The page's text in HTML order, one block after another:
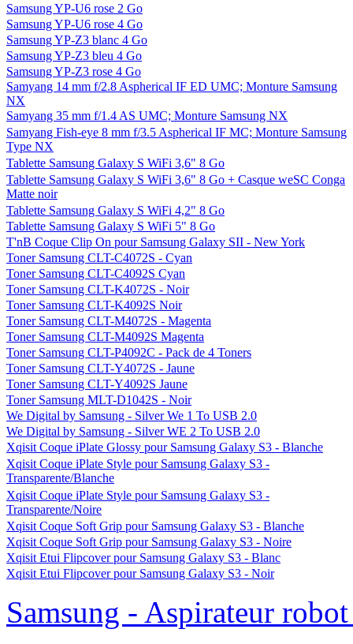
Samsung YP-U6 rose 2 Go
Samsung YP-U6 rose 4 Go
Samsung YP-Z3 blanc 4 Go
Samsung YP-Z3 bleu 4 Go
Samsung YP-Z3 rose 4 Go
Samyang 14 mm f/2.8 Aspherical IF ED UMC; Monture Samsung
NX
Samyang 35 mm f/1.4 AS UMC; Monture Samsung NX
Samyang Fish-eye 8 mm f/3.5 Aspherical IF MC; Monture Samsung
Type NX
Tablette Samsung Galaxy S WiFi 3,6" 8 Go
Tablette Samsung Galaxy S WiFi 3,6" 8 Go + Casque weSC Conga
Matte noir
Tablette Samsung Galaxy S WiFi 4,2" 8 Go
Tablette Samsung Galaxy S WiFi 5" 8 Go
T'nB Coque Clip On pour Samsung Galaxy SII - New York
Toner Samsung CLT-C4072S - Cyan
Toner Samsung CLT-C4092S Cyan
Toner Samsung CLT-K4072S - Noir
Toner Samsung CLT-K4092S Noir
Toner Samsung CLT-M4072S - Magenta
Toner Samsung CLT-M4092S Magenta
Toner Samsung CLT-P4092C - Pack de 4 Toners
Toner Samsung CLT-Y4072S - Jaune
Toner Samsung CLT-Y4092S Jaune
Toner Samsung MLT-D1042S - Noir
We Digital by Samsung - Silver We 1 To USB 2.0
We Digital by Samsung - Silver WE 2 To USB 2.0
Xqisit Coque iPlate Glossy pour Samsung Galaxy S3 - Blanche
Xqisit Coque iPlate Style pour Samsung Galaxy S3 -
Transparente/Blanche
Xqisit Coque iPlate Style pour Samsung Galaxy S3 -
Transparente/Noire
Xqisit Coque Soft Grip pour Samsung Galaxy S3 - Blanche
Xqisit Coque Soft Grip pour Samsung Galaxy S3 - Noire
Xqisit Etui Flipcover pour Samsung Galaxy S3 - Blanc
Xqisit Etui Flipcover pour Samsung Galaxy S3 - Noir
Samsung - Aspirateur